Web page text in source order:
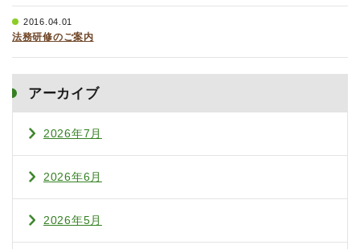
2016.04.01
法務研修のご案内
アーカイブ
2026年7月
2026年6月
2026年5月